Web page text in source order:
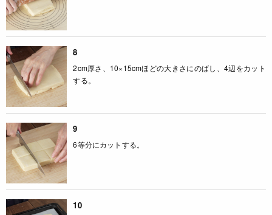
8
2cm厚さ、10×15cmほどの大きさにのばし、4辺をカット
する。
9
6等分にカットする。
10